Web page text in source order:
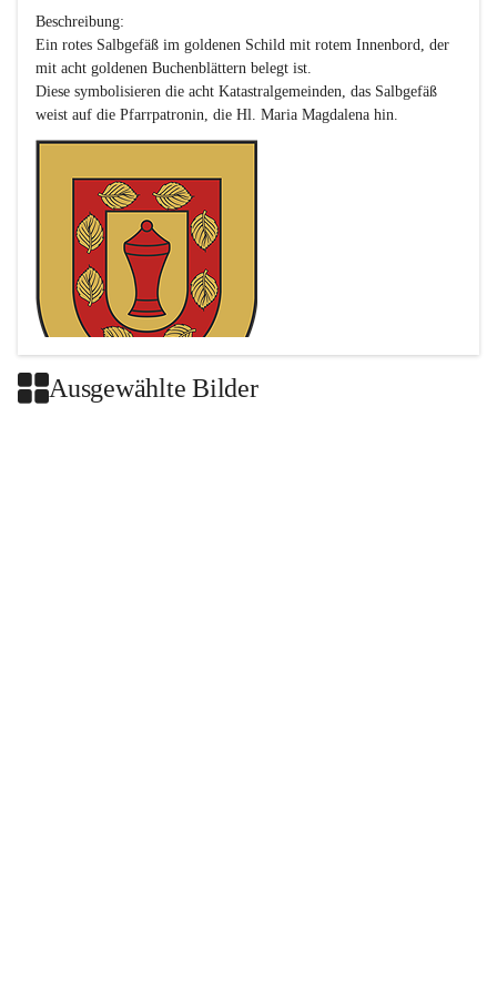
Beschreibung:
Ein rotes Salbgefäß im goldenen Schild mit rotem Innenbord, der
mit acht goldenen Buchenblättern belegt ist.
Diese symbolisieren die acht Katastralgemeinden, das Salbgefäß
Ausgewählte Bilder